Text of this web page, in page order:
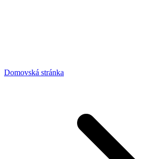
Domovská stránka